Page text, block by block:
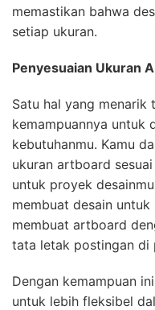
memastikan bahwa
setiap ukuran.
Penyesuaian Ukuran
Satu hal yang
kemampuannya untuk
kebutuhanmu. Kamu
ukuran artboard
untuk proyek
membuat desain
membuat artboard
tata letak postingan di
Dengan kemampuan
untuk lebih fleksibel